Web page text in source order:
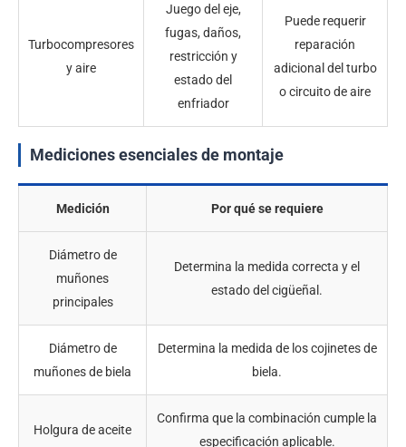
Turbocompresores
y aire
Juego del eje,
fugas, daños,
restricción y
estado del
enfriador
Puede requerir
reparación
adicional del turbo
o circuito de aire
Mediciones esenciales de montaje
Medición Por qué se requiere
Diámetro de
muñones
principales
Determina la medida correcta y el
estado del cigüeñal.
Diámetro de
muñones de biela
Determina la medida de los cojinetes de
biela.
Holgura de aceite
Confirma que la combinación cumple la
especificación aplicable.